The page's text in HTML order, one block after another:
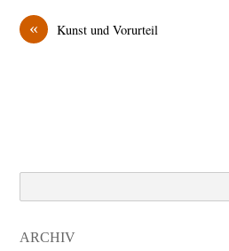
« Kunst und Vorurteil
ARCHIV